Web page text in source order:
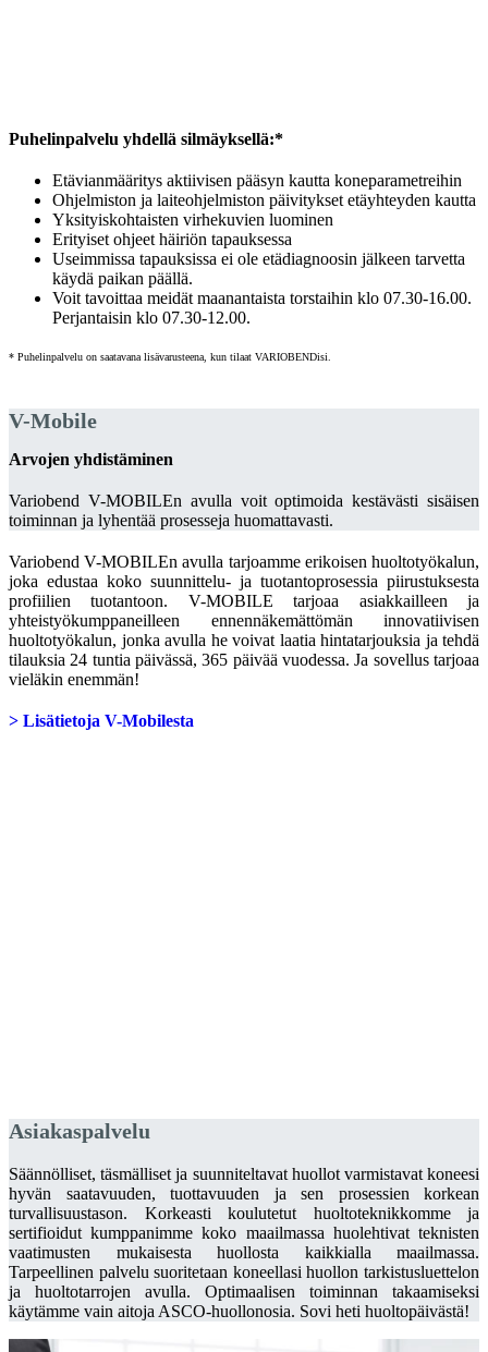
Puhelinpalvelu yhdellä silmäyksellä:*
Etävianmääritys aktiivisen pääsyn kautta koneparametreihin
Ohjelmiston ja laiteohjelmiston päivitykset etäyhteyden kautta
Yksityiskohtaisten virhekuvien luominen
Erityiset ohjeet häiriön tapauksessa
Useimmissa tapauksissa ei ole etädiagnoosin jälkeen tarvetta
käydä paikan päällä.
Voit tavoittaa meidät maanantaista torstaihin klo 07.30-16.00.
Perjantaisin klo 07.30-12.00.
* Puhelinpalvelu on saatavana lisävarusteena, kun tilaat VARIOBENDisi.
V-Mobile
Arvojen yhdistäminen
Variobend V-MOBILEn avulla voit optimoida kestävästi sisäisen
toiminnan ja lyhentää prosesseja huomattavasti.
Variobend V-MOBILEn avulla tarjoamme erikoisen huoltotyökalun,
joka edustaa koko suunnittelu- ja tuotantoprosessia piirustuksesta
profiilien tuotantoon. V-MOBILE tarjoaa asiakkailleen ja
yhteistyökumppaneilleen ennennäkemättömän innovatiivisen
huoltotyökalun, jonka avulla he voivat laatia hintatarjouksia ja tehdä
tilauksia 24 tuntia päivässä, 365 päivää vuodessa. Ja sovellus tarjoaa
vieläkin enemmän!
> Lisätietoja V-Mobilesta
Asiakaspalvelu
Säännölliset, täsmälliset ja suunniteltavat huollot varmistavat koneesi
hyvän saatavuuden, tuottavuuden ja sen prosessien korkean
turvallisuustason. Korkeasti koulutetut huoltoteknikkomme ja
sertifioidut kumppanimme koko maailmassa huolehtivat teknisten
vaatimusten mukaisesta huollosta kaikkialla maailmassa.
Tarpeellinen palvelu suoritetaan koneellasi huollon tarkistusluettelon
ja huoltotarrojen avulla. Optimaalisen toiminnan takaamiseksi
käytämme vain aitoja ASCO-huollonosia. Sovi heti huoltopäivästä!